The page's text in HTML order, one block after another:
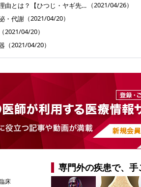
診療所の後継者は自分で育てる！が失敗してしまう理由とは？【ひつじ・ヤギ先生と学ぶ 医業承継キソの基礎 】第16回 （2021/04/26）
・代謝 （2021/04/20）
（2021/04/20）
（2021/04/20）
床
専門外の疾患で、手